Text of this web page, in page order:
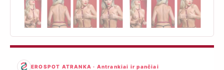
EROSPOT ATRANKA · Antrankiai ir pančiai